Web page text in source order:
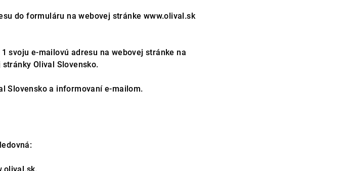
do formuláru na webovej stránke www.olival.sk
svoju e-mailovú adresu na webovej stránke na
Olival Slovensko.
Slovensko a informovaní e-mailom.